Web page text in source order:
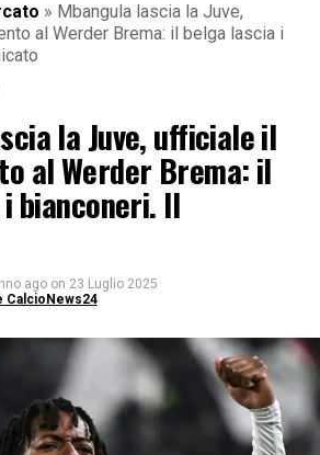
» Mbangula lascia la Juve,
al Werder Brema: il belga lascia i
la Juve, ufficiale il
al Werder Brema: il
bianconeri. Il
ago on 23 Luglio 2025
CalcioNews24